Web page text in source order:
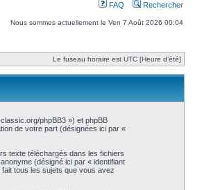
FAQ Rechercher
Nous sommes actuellement le Ven 7 Août 2026 00:04
Le fuseau horaire est UTC [Heure d’été]
phpBB3 ») et phpBB
de votre part (désignées ici par «
texte téléchargés dans les fichiers
(désigné ici par « identifiant
tous les sujets que vous avez